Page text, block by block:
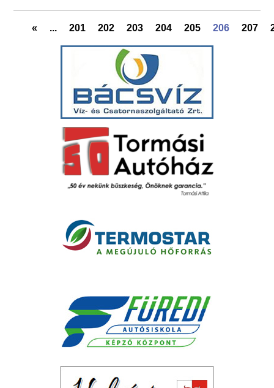
« ... 201 202 203 204 205 206 207